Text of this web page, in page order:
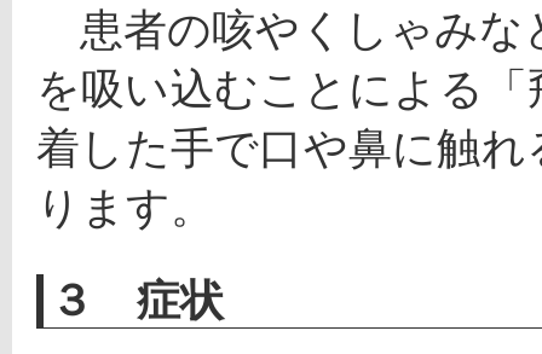
患者の咳やくしゃみな
を吸い込むことによる
着した手で口や鼻に触
ります。
３ 症状